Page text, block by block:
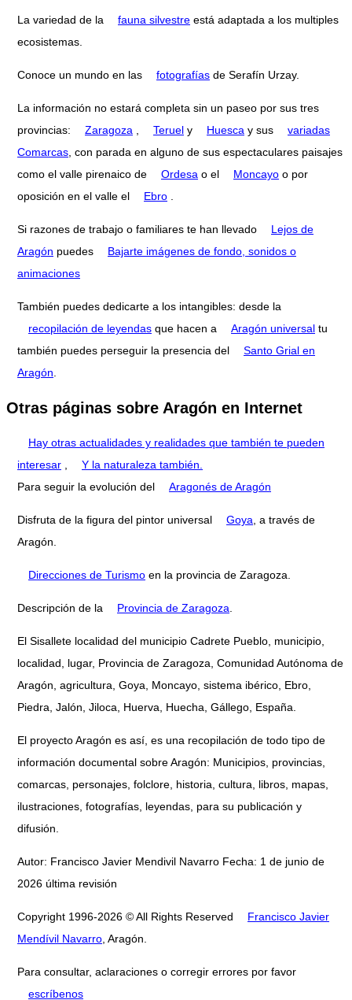
La variedad de la fauna silvestre está adaptada a los multiples
ecosistemas.
Conoce un mundo en las fotografías de Serafín Urzay.
La información no estará completa sin un paseo por sus tres
provincias:
Zaragoza Teruel y Huesca y sus
variadas
Comarcas , con parada en alguno de sus espectaculares paisajes
como el valle pirenaico de
Ordesa o el Moncayo o por
oposición en el valle el
Ebro
Si razones de trabajo o familiares te han llevado
Lejos de
Aragón puedes
Bajarte imágenes de fondo, sonidos o
animaciones
También puedes dedicarte a los intangibles: desde la
recopilación de leyendas que hacen a Aragón universal tu
también puedes perseguir la presencia del
Santo Grial en
Aragón
Otras páginas sobre Aragón en Internet
Hay otras actualidades y realidades que también te pueden
interesar ,
Y la naturaleza también.
Para seguir la evolución del
Aragonés de Aragón
Disfruta de la figura del pintor universal Goya, a través de
Aragón.
Direcciones de Turismo en la provincia de Zaragoza.
Descripción de la Provincia de Zaragoza.
El Sisallete localidad del municipio Cadrete Pueblo, municipio,
localidad, lugar, Provincia de Zaragoza, Comunidad Autónoma de
Aragón, agricultura, Goya, Moncayo, sistema ibérico, Ebro,
Piedra, Jalón, Jiloca, Huerva, Huecha, Gállego, España.
El proyecto Aragón es así, es una recopilación de todo tipo de
información documental sobre Aragón: Municipios, provincias,
comarcas, personajes, folclore, historia, cultura, libros, mapas,
ilustraciones, fotografías, leyendas, para su publicación y
difusión.
Autor: Francisco Javier Mendivil Navarro Fecha: 1 de junio de
2026 última revisión
Copyright 1996-2026 © All Rights Reserved
Francisco Javier
Mendívil Navarro, Aragón.
Para consultar, aclaraciones o corregir errores por favor
escríbenos